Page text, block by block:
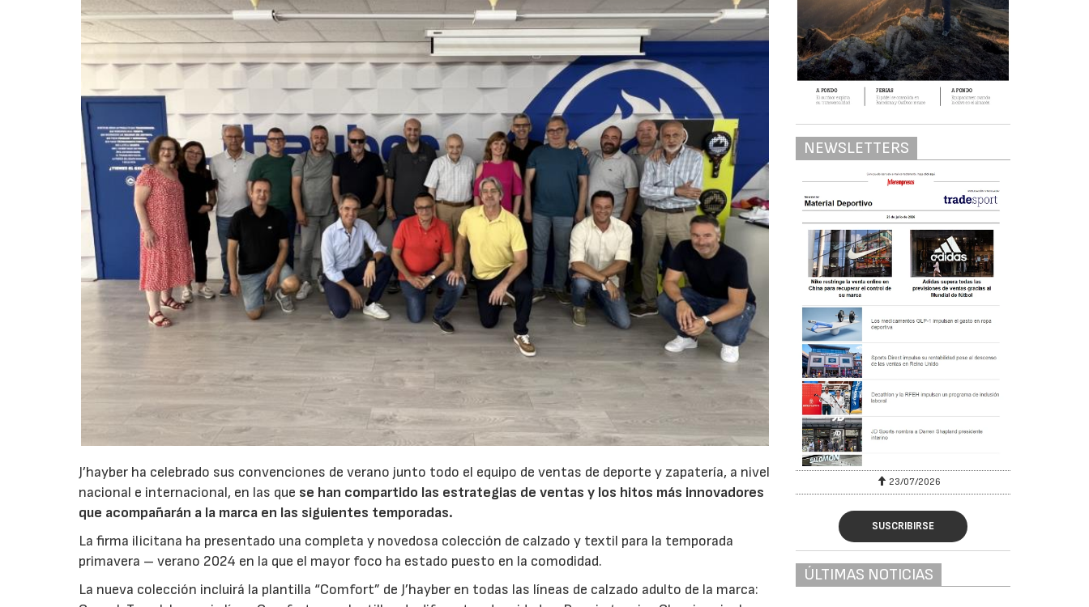
J’hayber ha celebrado sus convenciones de verano junto todo el equipo de ventas de deporte y zapatería, a nivel
nacional e internacional, en las que se han compartido las estrategias de ventas y los hitos más innovadores
que acompañarán a la marca en las siguientes temporadas.
La firma ilicitana ha presentado una completa y novedosa colección de calzado y textil para la temporada
primavera – verano 2024 en la que el mayor foco ha estado puesto en la comodidad.
La nueva colección incluirá la plantilla “Comfort” de J’hayber en todas las líneas de calzado adulto de la marca:
NEWSLETTERS
23/07/2026 30/07/2026 23/07/2026
SUSCRIBIRSE
ÚLTIMAS NOTICIAS